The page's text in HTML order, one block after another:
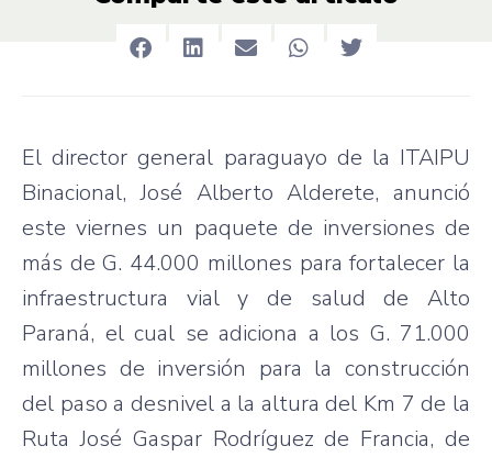
El director general paraguayo de la ITAIPU
Binacional, José Alberto Alderete, anunció
este viernes un paquete de inversiones de
más de G. 44.000 millones para fortalecer la
infraestructura vial y de salud de Alto
Paraná, el cual se adiciona a los G. 71.000
millones de inversión para la construcción
del paso a desnivel a la altura del Km 7 de la
Ruta José Gaspar Rodríguez de Francia, de